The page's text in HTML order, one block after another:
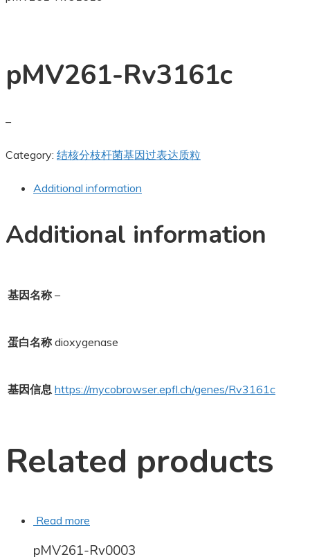
pMV261-Rv3161c
–
Category: 结核分枝杆菌基因过表达质粒
Additional information
Additional information
基因名称 –
蛋白名称 dioxygenase
基因信息 https://mycobrowser.epfl.ch/genes/Rv3161c
Related products
Read more
pMV261-Rv0003